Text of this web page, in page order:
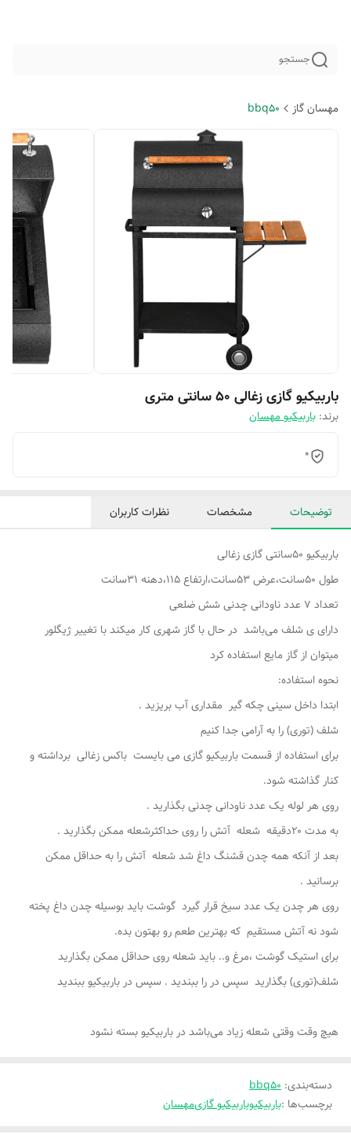
جستجو
مهسان گاز bbq50
باربیکیو گازی زغالی 50 سانتی متری
برند: باربیکیو مهسان
0
توضیحات مشخصات نظرات کاربران
باربیکیو 50سانتی گازی زغالی
طول 50سانت،عرض 53سانت،ارتفاع 115،دهنه 31سانت
تعداد ۷ عدد ناودانی چدنی شش ضلعی
دارای ی شلف می‌باشد در حال با گاز شهری کار میکند با تغییر ژیگلور
میتوان از گاز مایع استفاده کرد
نحوه استفاده:
ابتدا داخل سینی چکه گیر مقداری آب بریزید .
شلف (توری) را به آرامی جدا کنیم
برای استفاده از قسمت باربیکیو ‌گازی می بایست باکس زغالی برداشته و
کنار گذاشته شود.
روی هر لوله یک عدد ناودانی چدنی بگذارید .
به مدت ۲۰دقیقه شعله آتش را روی حداکثرشعله ممکن بگذارید .
بعد از آنکه همه چدن قشنگ داغ شد شعله آتش را به حداقل ممکن
برسانید .
روی هر چدن یک عدد سیخ قرار گیرد گوشت باید بوسیله چدن داغ پخته
شود نه آتش مستقیم که بهترین طعم رو بهتون بده.
برای استیک گوشت ،مرغ و.. باید شعله روی حداقل ممکن بگذارید
شلف(توری) بگذارید سپس در را ببندید . سپس در باربیکیو ببندید
هیچ وقت وقتی شعله زیاد می‌باشد در باربیکیو بسته نشود
دسته‌بندی:
bbq50
برچسب‌ها :باربیکیوباربیکیو گازیمهسان